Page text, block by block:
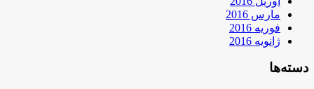
مارس 2016
فوریه 2016
ژانویه 2016
دسته‌ها